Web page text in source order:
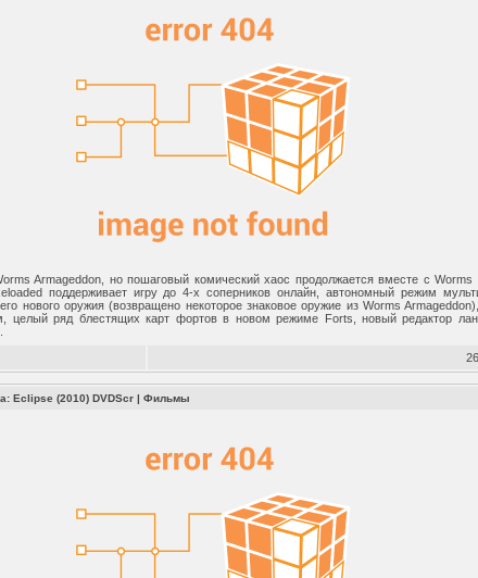
Armageddon, но пошаговый комический хаос продолжается вместе с Worms
поддерживает игру до 4-х соперников онлайн, автономный режим
нового оружия (возвращено некоторое знаковое оружие из Worms
целый ряд блестящих карт фортов в новом режиме Forts, новый редактор
Eclipse (2010) DVDScr |Фильмы